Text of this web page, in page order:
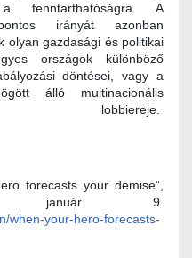
fenntarthatóságra. A
irányát azonban
olyan gazdasági és politikai
országok különböző
döntései, vagy a
álló multinacionális
lobbiereje.
forecasts your demise”,
január 9.
when-your-hero-forecasts-